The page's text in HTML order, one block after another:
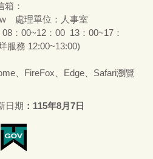
：
處理單位：人事室
：00~12：00 13：00~17：
服務 12:00~13:00)
、FireFox、Edge、Safari瀏覽
日期 115年8月7日